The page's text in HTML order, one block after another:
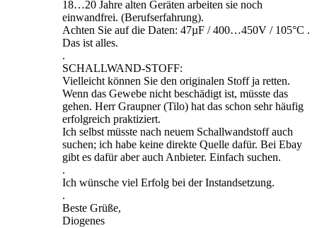
18…20 Jahre alten Geräten arbeiten sie noch
einwandfrei. (Berufserfahrung).
Achten Sie auf die Daten: 47µF / 400…450V / 105°C .
Das ist alles.
.
SCHALLWAND-STOFF:
Vielleicht können Sie den originalen Stoff ja retten.
Wenn das Gewebe nicht beschädigt ist, müsste das
gehen. Herr Graupner (Tilo) hat das schon sehr häufig
erfolgreich praktiziert.
Ich selbst müsste nach neuem Schallwandstoff auch
suchen; ich habe keine direkte Quelle dafür. Bei Ebay
gibt es dafür aber auch Anbieter. Einfach suchen.
.
Ich wünsche viel Erfolg bei der Instandsetzung.
.
Beste Grüße,
Diogenes